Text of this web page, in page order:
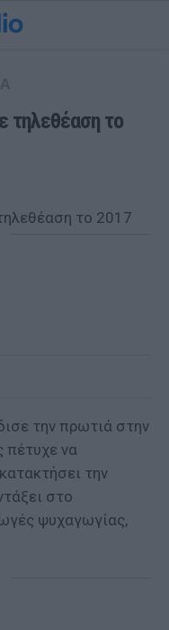
τηλεθέαση το
την πρωτιά στην
πέτυχε να
την
στο
ψυχαγωγίας,